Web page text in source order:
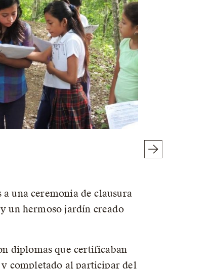
una ceremonia de clausura
un hermoso jardín creado
diplomas que certificaban
completado al participar del